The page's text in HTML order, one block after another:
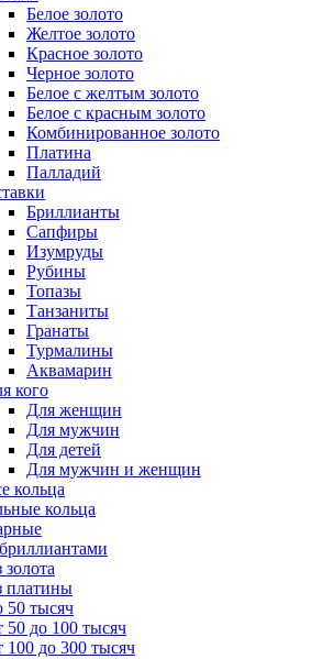
Белое золото
Желтое золото
Красное золото
Черное золото
Белое с желтым золото
Белое с красным золото
Комбинированное золото
Платина
Палладий
Бриллианты
Сапфиры
Изумруды
Рубины
Топазы
Танзаниты
Гранаты
Турмалины
Аквамарин
кого
Для женщин
Для мужчин
Для детей
Для мужчин и женщин
кольца
кольца
золота
платины
50 тысяч
50 до 100 тысяч
100 до 300 тысяч